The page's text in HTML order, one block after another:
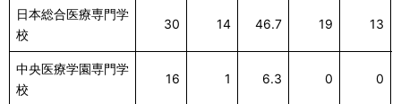
日本総合医療専門学
校
30 14 46.7 19 13
中央医療学園専門学
校
16 1 6.3 0 0